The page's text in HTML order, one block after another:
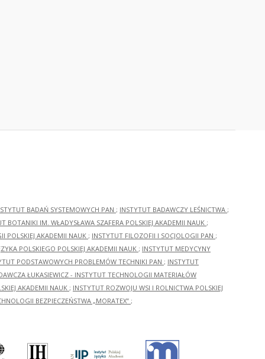
BADAŃ SYSTEMOWYCH PAN ; INSTYTUT BADAWCZY LEŚNICTWA ;
BOTANIKI IM. WŁADYSŁAWA SZAFERA POLSKIEJ AKADEMII NAUK ;
POLSKIEJ AKADEMII NAUK ; INSTYTUT FILOZOFII I SOCJOLOGII PAN ;
POLSKIEGO POLSKIEJ AKADEMII NAUK ; INSTYTUT MEDYCYNY
PODSTAWOWYCH PROBLEMÓW TECHNIKI PAN ; INSTYTUT
ŁUKASIEWICZ - INSTYTUT TECHNOLOGII MATERIAŁÓW
AKADEMII NAUK ; INSTYTUT ROZWOJU WSI I ROLNICTWA POLSKIEJ
BEZPIECZEŃSTWA „MORATEX” ;